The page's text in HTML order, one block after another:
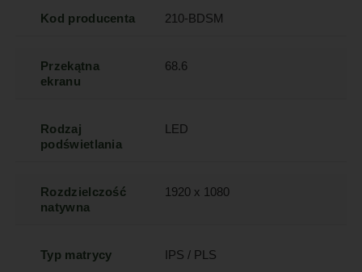
Kod producenta 210-BDSM
Przekątna
ekranu
68.6
Rodzaj
podświetlania
LED
Rozdzielczość
natywna
1920 x 1080
Typ matrycy IPS / PLS